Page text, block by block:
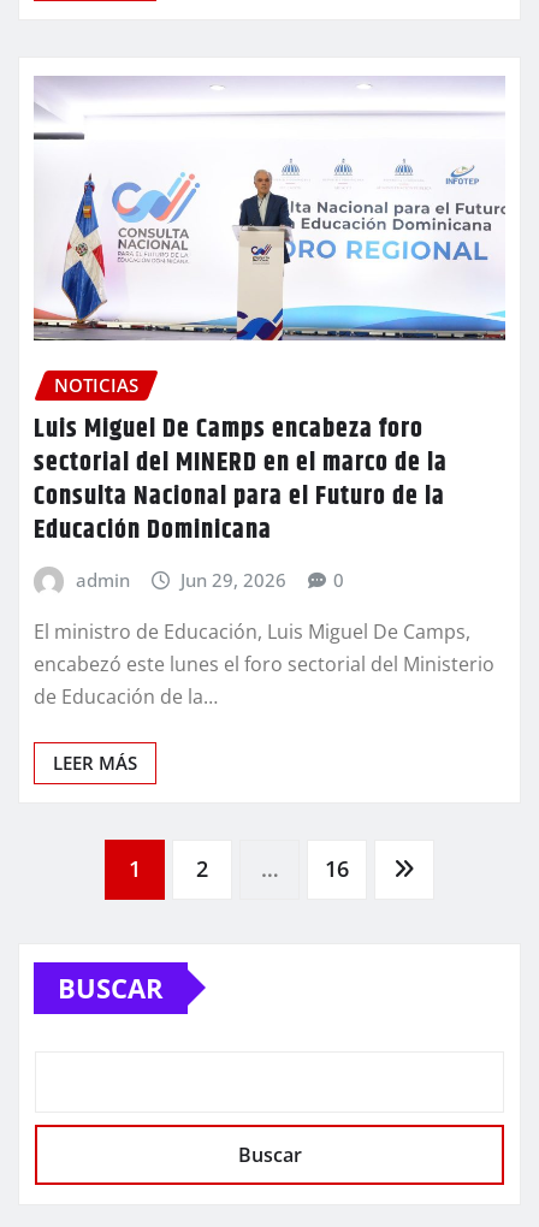
NOTICIAS
Luis Miguel De Camps encabeza foro
sectorial del MINERD en el marco de la
Consulta Nacional para el Futuro de la
Educación Dominicana
admin Jun 29, 2026 0
El ministro de Educación, Luis Miguel De Camps,
encabezó este lunes el foro sectorial del Ministerio
de Educación de la…
LEER MÁS
Paginación
de
entradas
1 2 … 16
BUSCAR
Buscar